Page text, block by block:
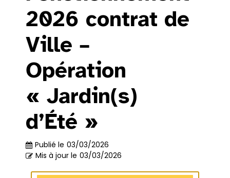
2026 contrat de
Ville –
Opération
« Jardin(s)
d’Été »
Publié le 03/03/2026
Mis à jour le 03/03/2026